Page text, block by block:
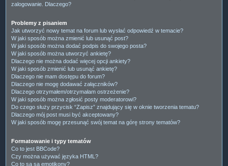
zalogowanie. Dlaczego?
Problemy z pisaniem
Jak utworzyć nowy temat na forum lub wysłać odpowiedź w temacie?
W jaki sposób można zmienić lub usunąć post?
W jaki sposób można dodać podpis do swojego posta?
W jaki sposób można utworzyć ankietę?
Dlaczego nie można dodać więcej opcji ankiety?
W jaki sposób zmienić lub usunąć ankietę?
Dlaczego nie mam dostępu do forum?
Dlaczego nie mogę dodawać załączników?
Dlaczego otrzymałem/otrzymałam ostrzeżenie?
W jaki sposób można zgłosić posty moderatorowi?
Do czego służy przycisk “Zapisz” znajdujący się w oknie tworzenia tematu?
Dlaczego mój post musi być akceptowany?
W jaki sposób mogę przesunąć swój temat na górę strony tematów?
Formatowanie i typy tematów
Co to jest BBCode?
Czy można używać języka HTML?
Co to są są emotikony?